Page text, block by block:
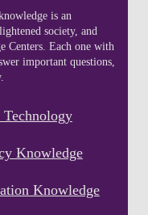
is an
society, and
Centers. Each one with
important questions,
Knowledge
Knowledge